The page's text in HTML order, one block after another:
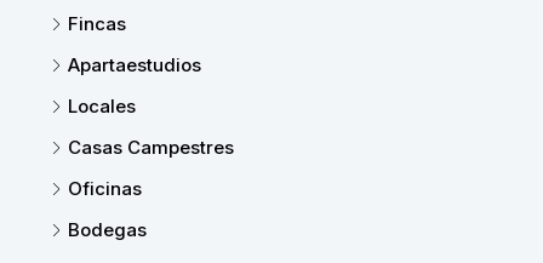
Fincas
Apartaestudios
Locales
Casas Campestres
Oficinas
Bodegas